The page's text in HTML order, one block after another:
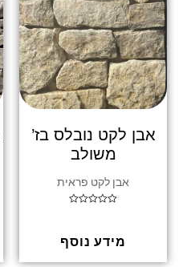
אבן לקט נובלס בז’
משולב
אבן לקט פראית
5
מידע נוסף